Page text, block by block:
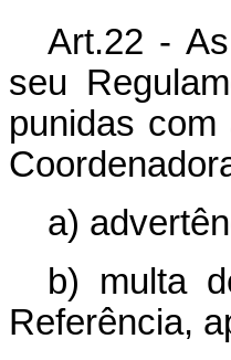
Art.22 -
seu
punidas
a)
b) multa
Referência,